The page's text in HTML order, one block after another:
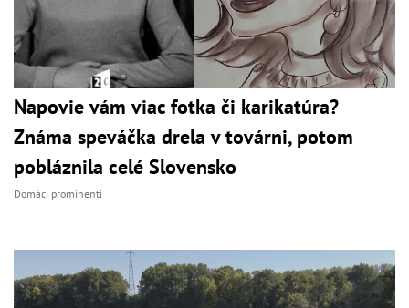
Napovie vám viac fotka či karikatúra?
Známa speváčka drela v továrni, potom
pobláznila celé Slovensko
Domáci prominenti